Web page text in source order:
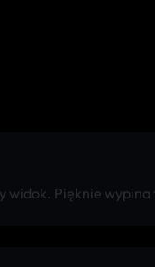
widok. Pięknie